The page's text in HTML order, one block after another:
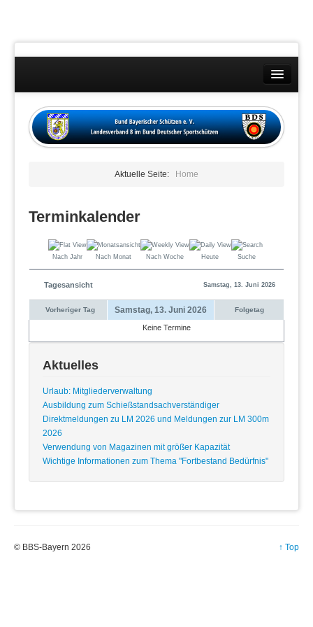
Wettkämpfe
Datenschutzübersicht
Aktuelle Seite: Home
Terminkalender
Nach Jahr Nach Monat Nach Woche Heute Suche
Tagesansicht Samstag, 13. Juni 2026
Vorheriger Tag Samstag, 13. Juni 2026 Folgetag
Keine Termine
Aktuelles
Urlaub: Mitgliederverwaltung
Ausbildung zum Schießstandsachverständiger
Direktmeldungen zu LM 2026 und Meldungen zur LM 300m
2026
Verwendung von Magazinen mit größer Kapazität
Wichtige Informationen zum Thema "Fortbestand Bedürfnis"
↑ Top
© BBS-Bayern 2026